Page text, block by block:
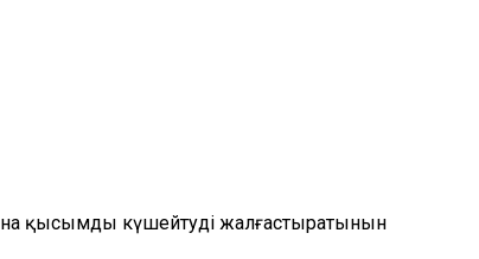
қысымды күшейтуді жалғастыратынын